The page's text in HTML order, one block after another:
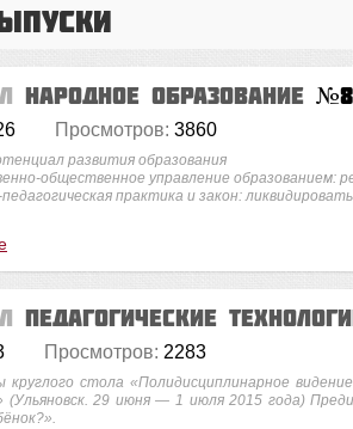
Народное образование
Просмотров: 3860
развития образования
общественное управление образованием:
практика и закон:
Педагогические
Просмотров: 2283
стола «Полидисциплинарное
(Ульяновск. 29 июня — 1 июля 2015 года)